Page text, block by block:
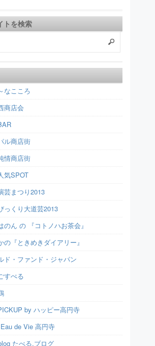
トを検索
なこころ
商店会
ル商店街
情商店街
気SPOT
芸まつり2013
っくり大道芸2013
のん の 『コトノハお茶会』
の『ときめきダイアリー』
ド・ファンド・ジャパン
すぺる
by ハッピー高円寺
de Vie 高円寺
たべる.ブログ